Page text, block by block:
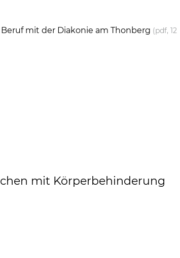
mit der Diakonie am Thonberg (pdf, 12
mit Körperbehinderung